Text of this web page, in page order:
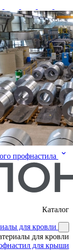
профнастила
Каталог
для кровли
для кровли
для крыши